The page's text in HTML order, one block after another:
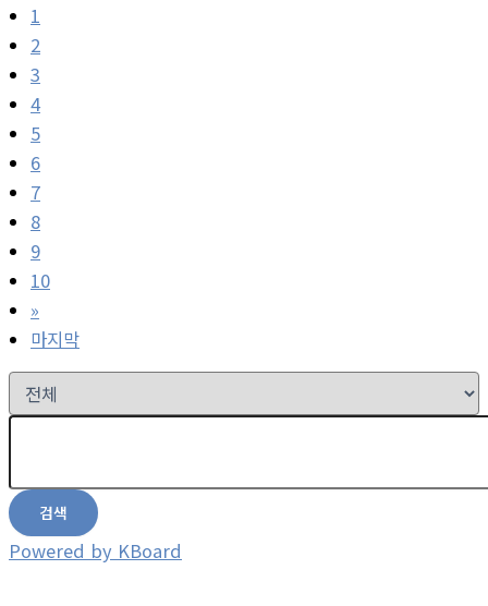
1
2
3
4
5
6
7
8
9
10
»
마지막
검색
Powered by KBoard